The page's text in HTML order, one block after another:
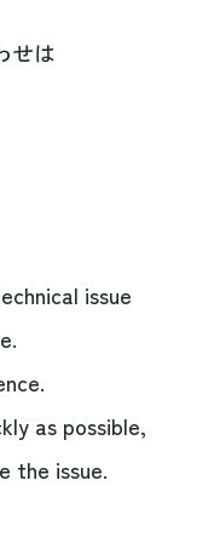
せは
issue
as possible,
the issue.